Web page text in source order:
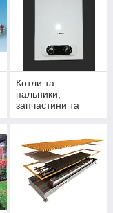
Котли та
пальники,
запчастини та